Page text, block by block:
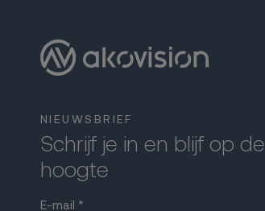
NIEUWSBRIEF
Schrijf je in en blijf op de
hoogte
E-mail